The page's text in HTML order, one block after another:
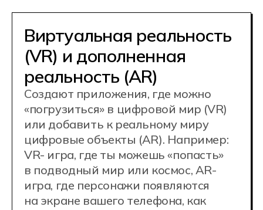
Разработка игр
Разрабатывают видеоигры —
от браузерных аркад до сложных 3D
проектов на Unity и Unreal Engine для
разных платформ: ПК, консолей,
мобильных устройств. Пишут
сценарии, код, создают механику,
уровни и системы внутри игры.
Например: 2D-платформер где
нужно прыгать и собирать монеты
или мобильная гиперказуальная
игра с монетизацией.